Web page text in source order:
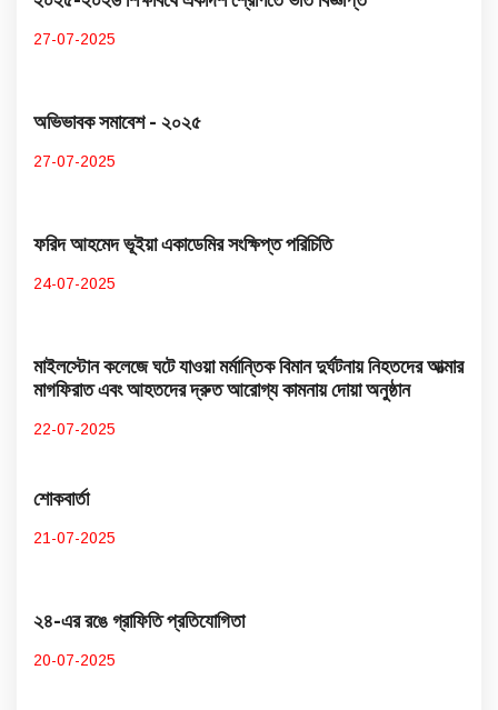
27-07-2025
অভিভাবক সমাবেশ - ২০২৫
27-07-2025
ফরিদ আহমেদ ভূইয়া একাডেমির সংক্ষিপ্ত পরিচিতি
24-07-2025
মাইলস্টোন কলেজে ঘটে যাওয়া মর্মান্তিক বিমান দুর্ঘটনায় নিহতদের আত্মার
মাগফিরাত এবং আহতদের দ্রুত আরোগ্য কামনায় দোয়া অনুষ্ঠান
22-07-2025
শোকবার্তা
21-07-2025
২৪-এর রঙে গ্রাফিতি প্রতিযোগিতা
20-07-2025